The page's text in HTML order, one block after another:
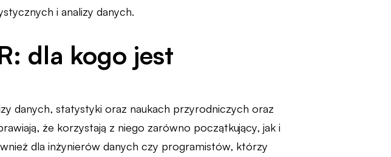
i analizy danych.
dla kogo jest
danych, statystyki oraz naukach przyrodniczych oraz
że korzystają z niego zarówno początkujący, jak i
dla inżynierów danych czy programistów, którzy